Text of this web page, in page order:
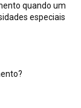
quando um
especiais